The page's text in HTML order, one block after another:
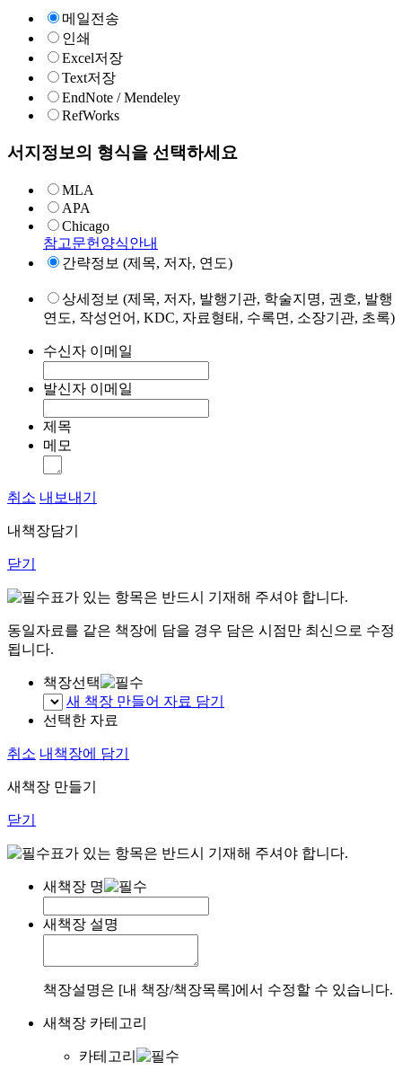
메일전송
인쇄
Excel저장
Text저장
EndNote / Mendeley
RefWorks
서지정보의 형식을 선택하세요
MLA
APA
Chicago
참고문헌양식안내
간략정보 (제목, 저자, 연도)
상세정보 (제목, 저자, 발행기관, 학술지명, 권호, 발행
연도, 작성언어, KDC, 자료형태, 수록면, 소장기관, 초록)
수신자 이메일
발신자 이메일
제목
메모
취소 내보내기
내책장담기
닫기
표가 있는 항목은 반드시 기재해 주셔야 합니다.
동일자료를 같은 책장에 담을 경우 담은 시점만 최신으로 수정
됩니다.
책장선택
새 책장 만들어 자료 담기
선택한 자료
취소 내책장에 담기
새책장 만들기
닫기
표가 있는 항목은 반드시 기재해 주셔야 합니다.
새책장 명
새책장 설명
책장설명은 [내 책장/책장목록]에서 수정할 수 있습니다.
새책장 카테고리
카테고리